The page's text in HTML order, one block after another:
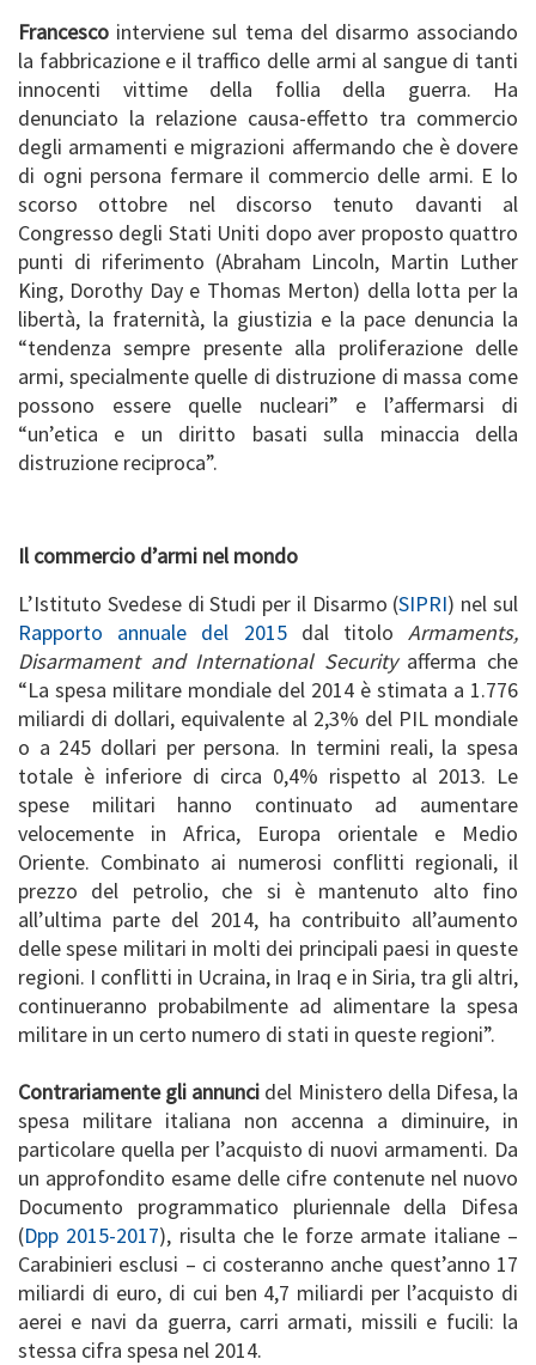
Francesco interviene sul tema del disarmo associando
la fabbricazione e il traffico delle armi al sangue di tanti
innocenti vittime della follia della guerra. Ha
denunciato la relazione causa-effetto tra commercio
degli armamenti e migrazioni affermando che è dovere
di ogni persona fermare il commercio delle armi. E lo
scorso ottobre nel discorso tenuto davanti al
Congresso degli Stati Uniti dopo aver proposto quattro
punti di riferimento (Abraham Lincoln, Martin Luther
King, Dorothy Day e Thomas Merton) della lotta per la
libertà, la fraternità, la giustizia e la pace denuncia la
“tendenza sempre presente alla proliferazione delle
armi, specialmente quelle di distruzione di massa come
possono essere quelle nucleari” e l’affermarsi di
“un’etica e un diritto basati sulla minaccia della
distruzione reciproca”.
Il commercio d’armi nel mondo
L’Istituto Svedese di Studi per il Disarmo (SIPRI) nel sul
Rapporto annuale del 2015dal titolo Armaments,
Disarmament and International Securityafferma che
“La spesa militare mondiale del 2014 è stimata a 1.776
miliardi di dollari, equivalente al 2,3% del PIL mondiale
o a 245 dollari per persona. In termini reali, la spesa
totale è inferiore di circa 0,4% rispetto al 2013. Le
spese militari hanno continuato ad aumentare
velocemente in Africa, Europa orientale e Medio
Oriente. Combinato ai numerosi conflitti regionali, il
prezzo del petrolio, che si è mantenuto alto fino
all’ultima parte del 2014, ha contribuito all’aumento
delle spese militari in molti dei principali paesi in queste
regioni. I conflitti in Ucraina, in Iraq e in Siria, tra gli altri,
continueranno probabilmente ad alimentare la spesa
militare in un certo numero di stati in queste regioni”.
Contrariamente gli annunci del Ministero della Difesa, la
spesa militare italiana non accenna a diminuire, in
particolare quella per l’acquisto di nuovi armamenti. Da
un approfondito esame delle cifre contenute nel nuovo
Documento programmatico pluriennale della Difesa
(Dpp 2015-2017), risulta che le forze armate italiane –
Carabinieri esclusi – ci costeranno anche quest’anno 17
miliardi di euro, di cui ben 4,7 miliardi per l’acquisto di
aerei e navi da guerra, carri armati, missili e fucili: la
stessa cifra spesa nel 2014.